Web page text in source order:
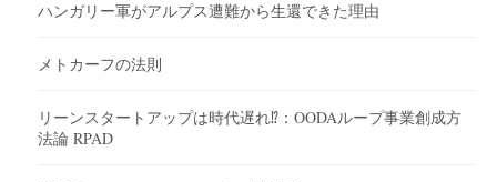
ハンガリー軍がアルプス遭難から生還できた理由
メトカーフの法則
リーンスタートアップは時代遅れ⁉︎：OODAループ事業創成方
法論 RPAD